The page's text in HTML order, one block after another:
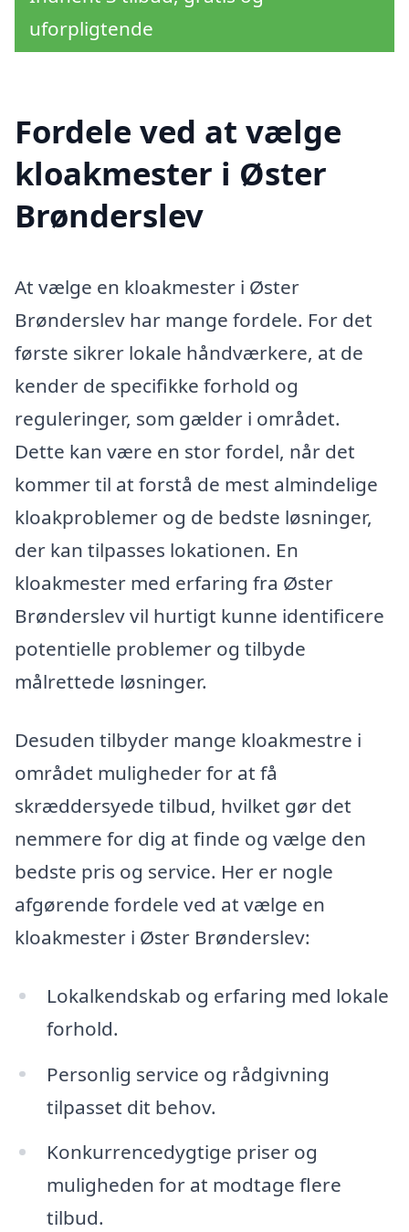
uforpligtende
Fordele ved at vælge
kloakmester i Øster
Brønderslev
At vælge en kloakmester i Øster
Brønderslev har mange fordele. For det
første sikrer lokale håndværkere, at de
kender de specifikke forhold og
reguleringer, som gælder i området.
Dette kan være en stor fordel, når det
kommer til at forstå de mest almindelige
kloakproblemer og de bedste løsninger,
der kan tilpasses lokationen. En
kloakmester med erfaring fra Øster
Brønderslev vil hurtigt kunne identificere
potentielle problemer og tilbyde
målrettede løsninger.
Desuden tilbyder mange kloakmestre i
området muligheder for at få
skræddersyede tilbud, hvilket gør det
nemmere for dig at finde og vælge den
bedste pris og service. Her er nogle
afgørende fordele ved at vælge en
kloakmester i Øster Brønderslev:
Lokalkendskab og erfaring med lokale
forhold.
Personlig service og rådgivning
tilpasset dit behov.
Konkurrencedygtige priser og
muligheden for at modtage flere
tilbud.